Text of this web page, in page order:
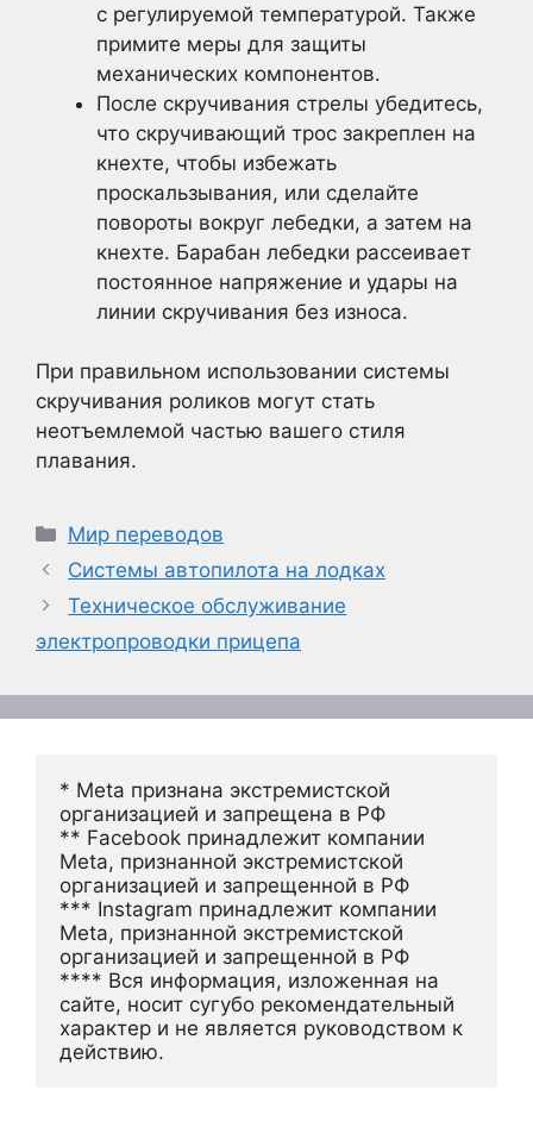
с регулируемой температурой. Также
примите меры для защиты
механических компонентов.
После скручивания стрелы убедитесь,
что скручивающий трос закреплен на
кнехте, чтобы избежать
проскальзывания, или сделайте
повороты вокруг лебедки, а затем на
кнехте. Барабан лебедки рассеивает
постоянное напряжение и удары на
линии скручивания без износа.
При правильном использовании системы
скручивания роликов могут стать
неотъемлемой частью вашего стиля
плавания.
Рубрики
Мир переводов
Системы автопилота на лодках
Техническое обслуживание
электропроводки прицепа
* Meta признана экстремистской
организацией и запрещена в РФ
** Facebook принадлежит компании
Meta, признанной экстремистской
организацией и запрещенной в РФ
*** Instagram принадлежит компании
Meta, признанной экстремистской
организацией и запрещенной в РФ
**** Вся информация, изложенная на
сайте, носит сугубо рекомендательный
характер и не является руководством к
действию.